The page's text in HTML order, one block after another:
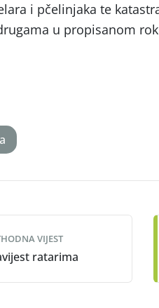
i pčelinjaka te
u propisanom
VIJEST
ratarima